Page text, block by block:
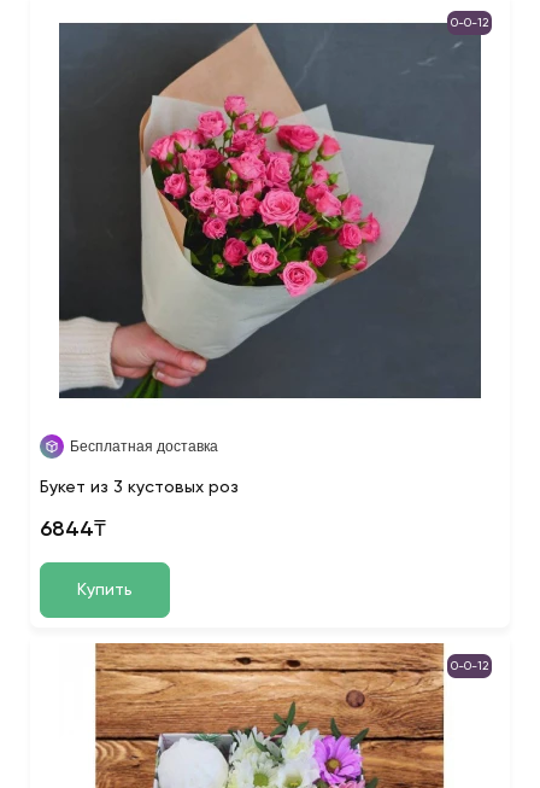
0-0-12
Бесплатная доставка
Букет из 3 кустовых роз
6844₸
Купить
0-0-12